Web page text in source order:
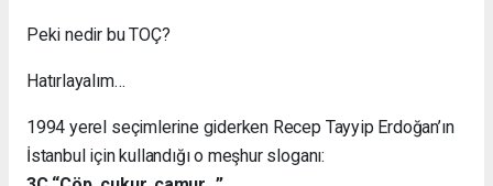
Peki nedir bu TOÇ?
Hatırlayalım…
1994 yerel seçimlerine giderken Recep Tayyip Erdoğan’ın
İstanbul için kullandığı o meşhur sloganı: